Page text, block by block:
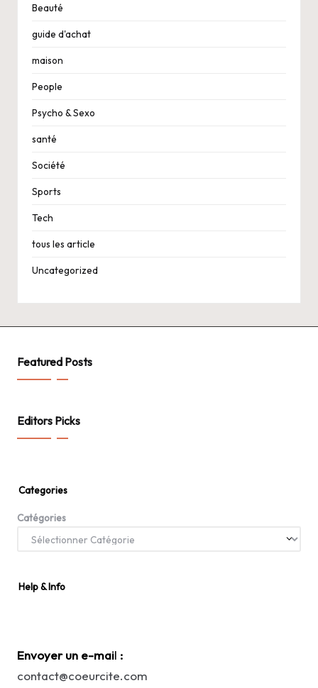
Beauté
guide d'achat
maison
People
Psycho & Sexo
santé
Société
Sports
Tech
tous les article
Uncategorized
Featured Posts
Editors Picks
Categories
Catégories
Help & Info
Envoyer un e-mail :
contact@coeurcite.com